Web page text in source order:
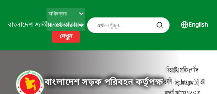
বাংলাদেশ জাতীয় তথ্য বাতায়ন
দেখুন
English
বাংলাদেশ সড়ক পরিবহন কর্তৃপক্ষ